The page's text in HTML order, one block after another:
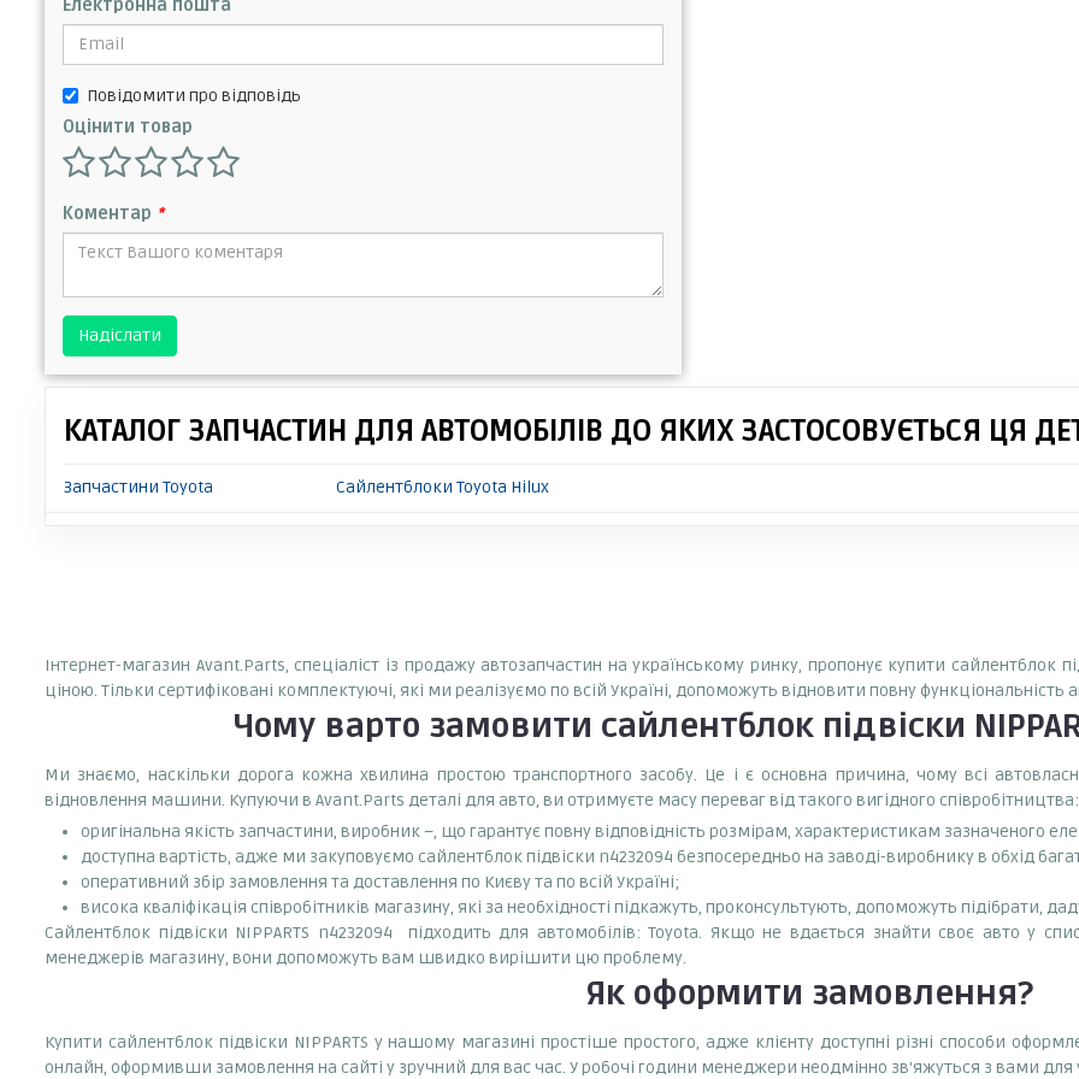
Електронна пошта
Повідомити про відповідь
Оцінити товар
Коментар *
Надіслати
КАТАЛОГ ЗАПЧАСТИН ДЛЯ АВТОМОБІЛІВ ДО ЯКИХ ЗАСТОСОВУЄТЬСЯ ЦЯ
Запчастини Toyota Сайлентблоки Toyota Hilux
Інтернет-магазин Avant.Parts, спеціаліст із продажу автозапчастин на українському ринку, пропонує купити сайлентблок
ціною. Тільки сертифіковані комплектуючі, які ми реалізуємо по всій Україні, допоможуть відновити повну
Чому варто замовити сайлентблок підвіски
Ми знаємо, наскільки дорога кожна хвилина простою транспортного засобу. Це і є основна причина, чому всі
відновлення машини. Купуючи в Avant.Parts деталі для авто, ви отримуєте масу переваг від такого вигідного співробітництва:
оригінальна якість запчастини, виробник –, що гарантує повну відповідність розмірам, характеристикам зазначеного
доступна вартість, адже ми закуповуємо сайлентблок підвіски n4232094 безпосередньо на заводі-виробнику в обхід
оперативний збір замовлення та доставлення по Києву та по всій Україні;
висока кваліфікація співробітників магазину, які за необхідності підкажуть, проконсультують, допоможуть підібрати,
Сайлентблок підвіски NIPPARTS n4232094 підходить для автомобілів: Toyota. Якщо не вдається знайти своє авто у
менеджерів магазину, вони допоможуть вам швидко вирішити цю проблему.
Як оформити замовлення?
Купити сайлентблок підвіски NIPPARTS у нашому магазині простіше простого, адже клієнту доступні різні способи
онлайн, оформивши замовлення на сайті у зручний для вас час. У робочі години менеджери неодмінно зв'яжуться з вами